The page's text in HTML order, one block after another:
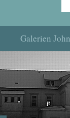
Galerien John